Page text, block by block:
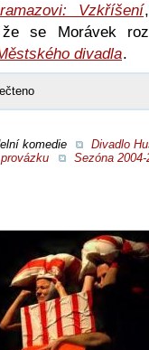
Vzkříšení
se Morávek
divadla.
komedie
Divadlo
provázku
Sezóna 2004-